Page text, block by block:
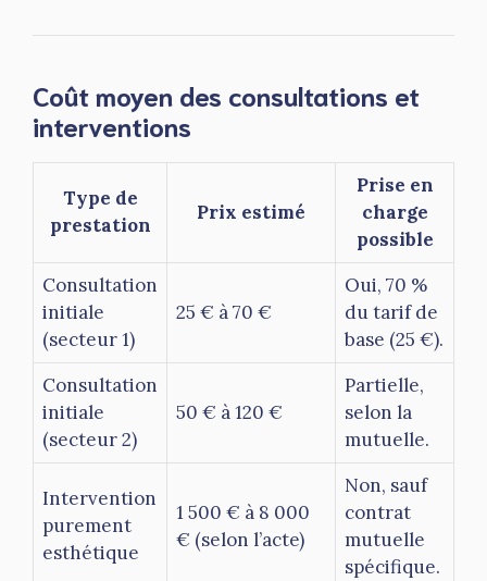
Coût moyen des consultations et
interventions
Type de
prestation
Prix estimé
Prise en
charge
possible
Consultation
initiale
(secteur 1)
25 € à 70 €
Oui, 70 %
du tarif de
base (25 €).
Consultation
initiale
(secteur 2)
50 € à 120 €
Partielle,
selon la
mutuelle.
Intervention
purement
esthétique
1 500 € à 8 000
€ (selon l’acte)
Non, sauf
contrat
mutuelle
spécifique.